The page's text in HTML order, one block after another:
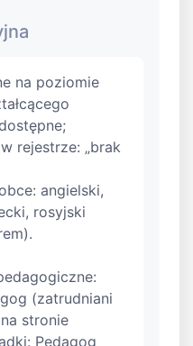
na poziomie
rejestrze: „brak
angielski,
rosyjski
(zatrudniani
stronie
Pedagog